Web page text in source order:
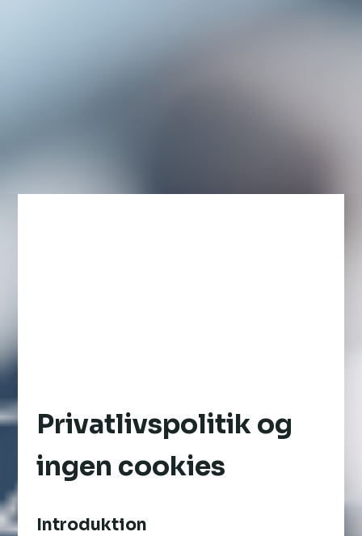
Privatlivspolitik og
ingen cookies
Introduktion